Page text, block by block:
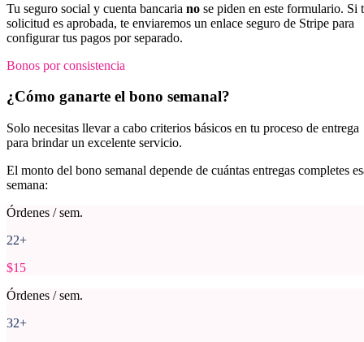
Tu seguro social y cuenta bancaria no se piden en este formulario. Si
solicitud es aprobada, te enviaremos un enlace seguro de Stripe para
configurar tus pagos por separado.
Bonos por consistencia
¿Cómo ganarte el bono semanal?
Solo necesitas llevar a cabo criterios básicos en tu proceso de entrega
para brindar un excelente servicio.
El monto del bono semanal depende de cuántas entregas completes
semana:
Órdenes / sem.
22+
$15
Órdenes / sem.
32+